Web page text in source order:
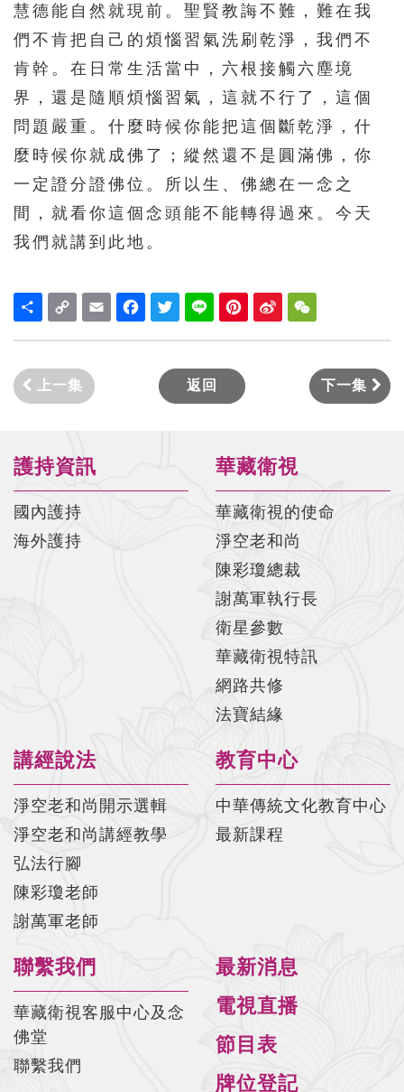
慧德能自然就現前。聖賢教誨不難，難在我
們不肯把自己的煩惱習氣洗刷乾淨，我們不
肯幹。在日常生活當中，六根接觸六塵境
界，還是隨順煩惱習氣，這就不行了，這個
問題嚴重。什麼時候你能把這個斷乾淨，什
麼時候你就成佛了；縱然還不是圓滿佛，你
一定證分證佛位。所以生、佛總在一念之
間，就看你這個念頭能不能轉得過來。今天
我們就講到此地。
Share
Link
Email FacebookTwitter Line Pinterest Sina
Weibo
上一集 返回 下一集
護持資訊
國內護持
海外護持
華藏衛視
華藏衛視的使命
淨空老和尚
陳彩瓊總裁
謝萬軍執行長
衛星參數
華藏衛視特訊
網路共修
法寶結緣
講經說法
淨空老和尚開示選輯
淨空老和尚講經教學
弘法行腳
陳彩瓊老師
謝萬軍老師
教育中心
中華傳統文化教育中心
最新課程
聯繫我們
華藏衛視客服中心及念
佛堂
聯繫我們
最新消息
電視直播
節目表
牌位登記